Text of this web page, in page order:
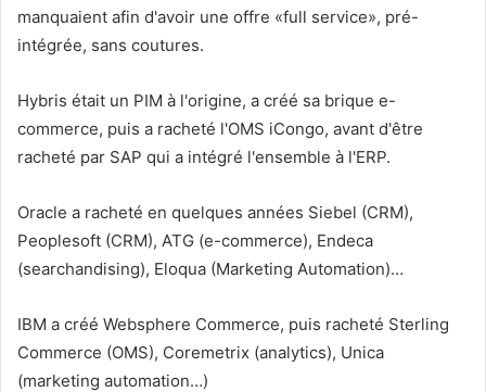
manquaient afin d'avoir une offre «full service», pré-
intégrée, sans coutures.
Hybris était un PIM à l'origine, a créé sa brique e-
commerce, puis a racheté l'OMS iCongo, avant d'être
racheté par SAP qui a intégré l'ensemble à l'ERP.
Oracle a racheté en quelques années Siebel (CRM),
Peoplesoft (CRM), ATG (e-commerce), Endeca
(searchandising), Eloqua (Marketing Automation)…
IBM a créé Websphere Commerce, puis racheté Sterling
Commerce (OMS), Coremetrix (analytics), Unica
(marketing automation…)